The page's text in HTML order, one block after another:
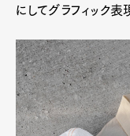
にしてグラフィック表